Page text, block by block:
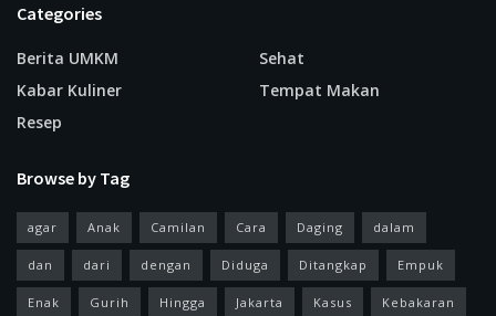
Categories
Berita UMKM
Kabar Kuliner
Resep
Sehat
Tempat Makan
Browse by Tag
agar Anak Camilan Cara Daging dalam
dan dari dengan Diduga Ditangkap Empuk
Enak Gurih Hingga Jakarta Kasus Kebakaran